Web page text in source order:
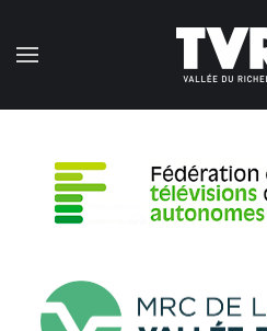
Accéder au contenu principal